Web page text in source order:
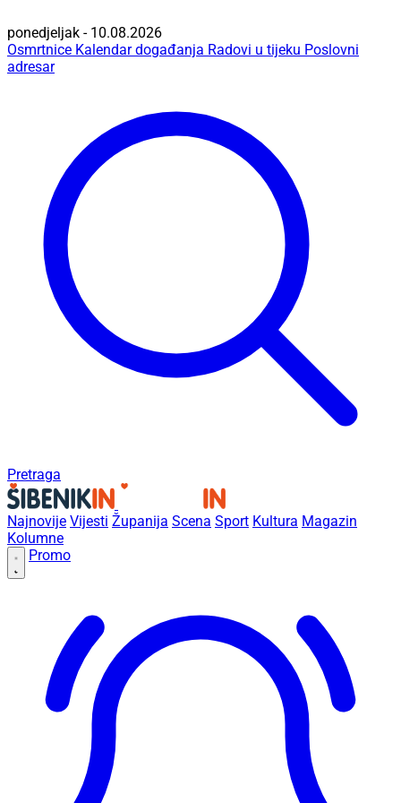
ponedjeljak - 10.08.2026
Osmrtnice Kalendar događanja Radovi u tijeku Poslovni
adresar
Pretraga
Najnovije Vijesti Županija Scena Sport Kultura Magazin
Kolumne
Promo